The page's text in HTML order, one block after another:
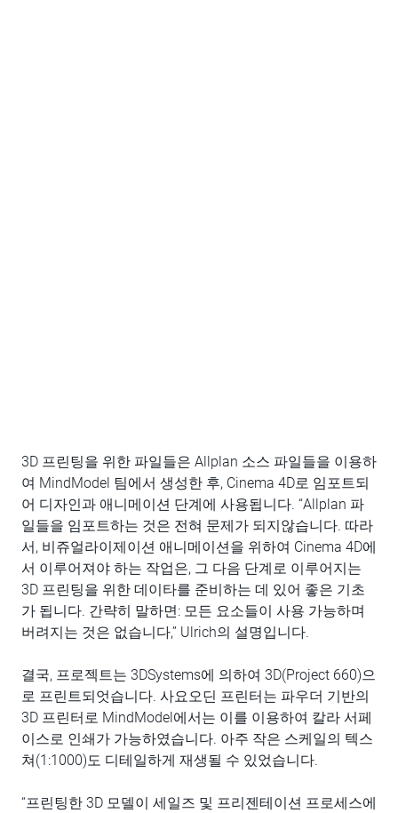
3D 프린팅을 위한 파일들은 Allplan 소스 파일들을 이용하
여 MindModel 팀에서 생성한 후, Cinema 4D로 임포트되
어 디자인과 애니메이션 단계에 사용됩니다. “Allplan 파
일들을 임포트하는 것은 전혀 문제가 되지않습니다. 따라
서, 비쥬얼라이제이션 애니메이션을 위하여 Cinema 4D에
서 이루어져야 하는 작업은, 그 다음 단계로 이루어지는
3D 프린팅을 위한 데이타를 준비하는 데 있어 좋은 기초
가 됩니다. 간략히 말하면: 모든 요소들이 사용 가능하며
버려지는 것은 없습니다,” Ulrich의 설명입니다.
결국, 프로젝트는 3DSystems에 의하여 3D(Project 660)으
로 프린트되엇습니다. 사요오딘 프린터는 파우더 기반의
3D 프린터로 MindModel에서는 이를 이용하여 칼라 서페
이스로 인쇄가 가능하였습니다. 아주 작은 스케일의 텍스
쳐(1:1000)도 디테일하게 재생될 수 있었습니다.
“프린팅한 3D 모델이 세일즈 및 프리젠테이션 프로세스에